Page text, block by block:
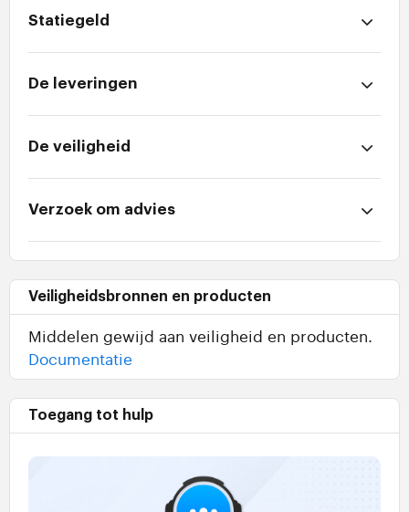
Statiegeld
De leveringen
De veiligheid
Verzoek om advies
Veiligheidsbronnen en producten
Middelen gewijd aan veiligheid en producten.
Documentatie
Toegang tot hulp